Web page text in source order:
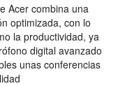
Acer combina una
optimizada, con lo
la productividad, ya
digital avanzado
unas conferencias